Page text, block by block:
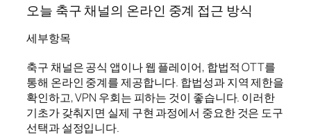
오늘 축구 채널의 온라인 중계 접근 방식
세부항목
축구 채널은 공식 앱이나 웹 플레이어, 합법적 OTT를
통해 온라인 중계를 제공합니다. 합법성과 지역 제한을
확인하고, VPN 우회는 피하는 것이 좋습니다. 이러한
기초가 갖춰지면 실제 구현 과정에서 중요한 것은 도구
선택과 설정입니다.